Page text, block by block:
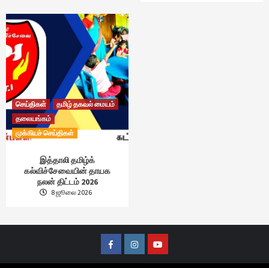
செய்திகள்
தமிழ் தகவல் மையம்
தலையங்கம்
முக்கியச் செய்திகள்
இத்தாலி தமிழ்க்
கல்விச்சேவையின் தாயக
நலன் திட்டம் 2026
8 ஜூலை 2026
FacebookInstagramYoutube